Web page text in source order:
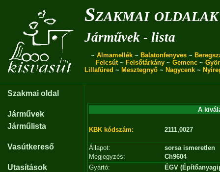
Szakmai oldalak
Járművek - lista
~ Almamellék ~ Balatonfenyves ~
Felcsút~ Felsőtárkány ~ Gemenc ~
Lillafüred ~ Mesztegnyő ~ Nagycenk ~
Szakmai oldal
Járművek
Járműlista
Vasútkereső
Utasítások
A
KBK kódszám: 2111,0027
Állapot:
sorsa ismeretlen
Megjegyzés:
Ch9604
Gyártó:
ÉGV